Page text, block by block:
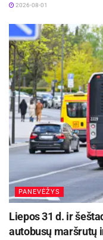
2026-08-01
PANEVĖŽYS
Liepos 31 d. ir
autobusų maršrutų